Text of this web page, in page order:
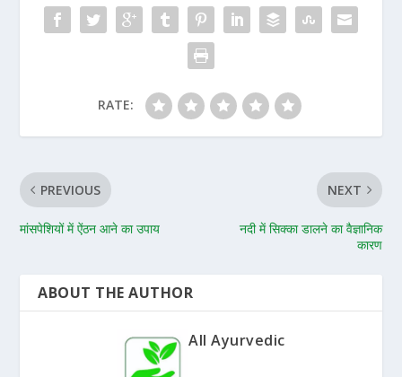
RATE:
PREVIOUS
मांसपेशियों में ऐंठन आने का उपाय
NEXT
नदी में सिक्का डालने का वैज्ञानिक
कारण
ABOUT THE AUTHOR
All Ayurvedic